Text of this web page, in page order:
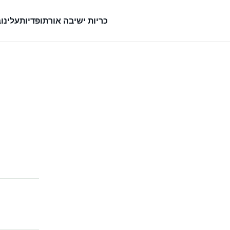
כריות ישיבה אורתופדיותעלינו